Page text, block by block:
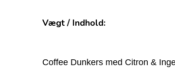
Vægt / Indhold:
Coffee Dunkers med Citron &